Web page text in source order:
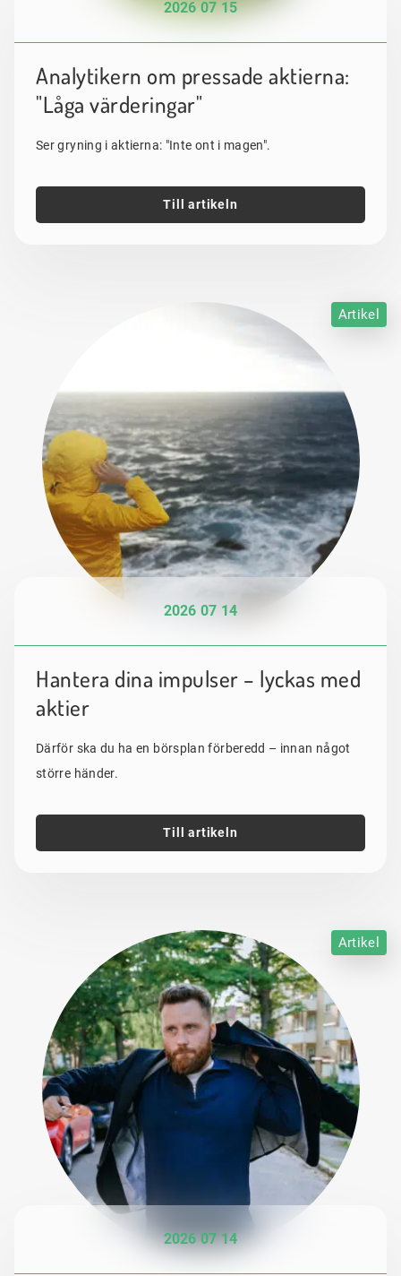
2026 07 15
Analytikern om pressade aktierna:
"Låga värderingar"
Ser gryning i aktierna: "Inte ont i magen".
Till artikeln
Artikel
2026 07 14
Hantera dina impulser – lyckas med
aktier
Därför ska du ha en börsplan förberedd – innan något
större händer.
Till artikeln
Artikel
2026 07 14